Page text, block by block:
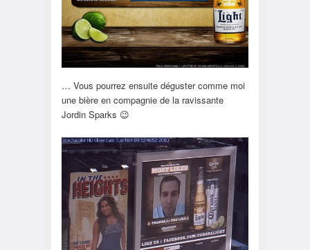
… Vous pourrez ensuite déguster comme moi
une bière en compagnie de la ravissante
Jordin Sparks 😉